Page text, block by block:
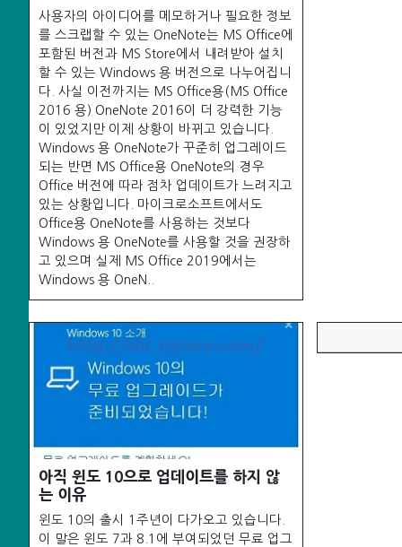
사용자의 아이디어를 메모하거나 필요한 정보
를 스크랩할 수 있는 OneNote는 MS Office에
포함된 버전과 MS Store에서 내려받아 설치
할 수 있는 Windows 용 버전으로 나누어집니
다. 사실 이전까지는 MS Office용(MS Office
2016 용) OneNote 2016이 더 강력한 기능
이 있었지만 이제 상황이 바뀌고 있습니다.
Windows 용 OneNote가 꾸준히 업그레이드
되는 반면 MS Office용 OneNote의 경우
Office 버전에 따라 점차 업데이트가 느려지고
있는 상황입니다. 마이크로소프트에서도
Office용 OneNote를 사용하는 것보다
Windows 용 OneNote를 사용할 것을 권장하
고 있으며 실제 MS Office 2019에서는
Windows 용 OneN..
아직 윈도 10으로 업데이트를 하지 않
는 이유
윈도 10의 출시 1주년이 다가오고 있습니다.
이 말은 윈도 7과 8.1에 부여되었던 무료 업그